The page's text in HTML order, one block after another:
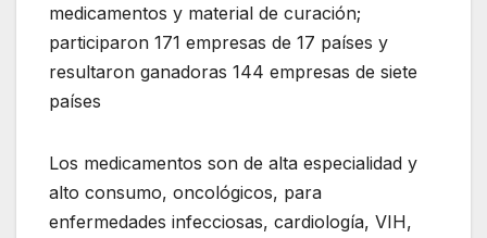
medicamentos y material de curación;
participaron 171 empresas de 17 países y
resultaron ganadoras 144 empresas de siete
países
Los medicamentos son de alta especialidad y
alto consumo, oncológicos, para
enfermedades infecciosas, cardiología, VIH,